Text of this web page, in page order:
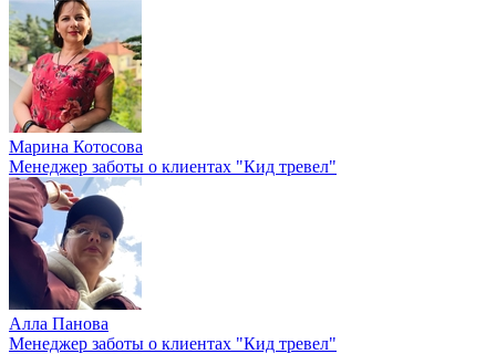
Марина Котосова
Менеджер заботы о клиентах "Кид тревел"
Алла Панова
Менеджер заботы о клиентах "Кид тревел"